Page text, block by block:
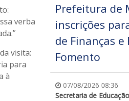
verba
visita:
para
à
Prefeitura de
inscrições
de Finanças e
Fomento
07/08/2026 08:36
Secretaria de Educação